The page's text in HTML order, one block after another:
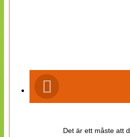
Det är ett måste att